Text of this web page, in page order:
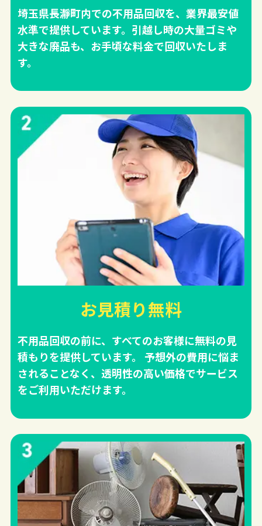
埼玉県長瀞町内での不用品回収を、業界最安値
水準で提供しています。引越し時の大量ゴミや
大きな廃品も、お手頃な料金で回収いたしま
す。
お見積り無料
不用品回収の前に、すべてのお客様に無料の見
積もりを提供しています。 予想外の費用に悩ま
されることなく、透明性の高い価格でサービス
をご利用いただけます。